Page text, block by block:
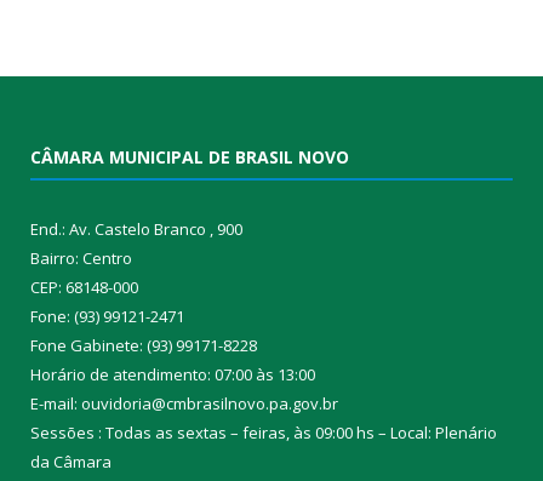
CÂMARA MUNICIPAL DE BRASIL NOVO
End.: Av. Castelo Branco , 900
Bairro: Centro
CEP: 68148-000
Fone: (93) 99121-2471
Fone Gabinete: (93) 99171-8228
Horário de atendimento: 07:00 às 13:00
E-mail: ouvidoria@cmbrasilnovo.pa.gov.br
Sessões : Todas as sextas – feiras, às 09:00 hs – Local: Plenário
da Câmara​